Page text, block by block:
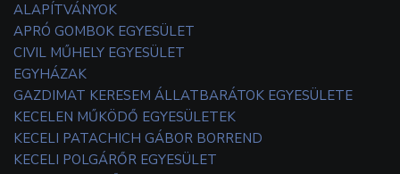
ALAPÍTVÁNYOK
APRÓ GOMBOK EGYESÜLET
CIVIL MŰHELY EGYESÜLET
EGYHÁZAK
GAZDIMAT KERESEM ÁLLATBARÁTOK EGYESÜLETE
KECELEN MŰKÖDŐ EGYESÜLETEK
KECELI PATACHICH GÁBOR BORREND
KECELI POLGÁRŐR EGYESÜLET